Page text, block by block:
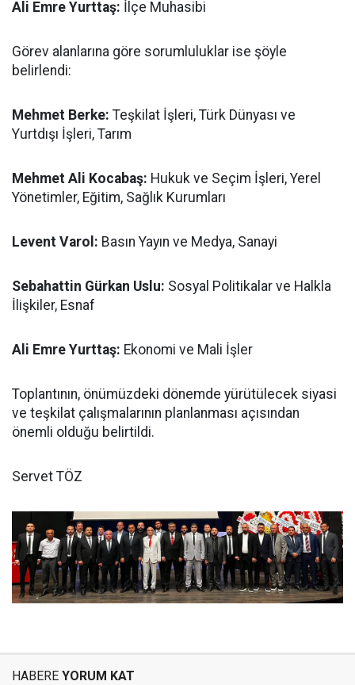
Ali Emre Yurttaş: İlçe Muhasibi
Görev alanlarına göre sorumluluklar ise şöyle
belirlendi:
Mehmet Berke: Teşkilat İşleri, Türk Dünyası ve
Yurtdışı İşleri, Tarım
Mehmet Ali Kocabaş: Hukuk ve Seçim İşleri, Yerel
Yönetimler, Eğitim, Sağlık Kurumları
Levent Varol: Basın Yayın ve Medya, Sanayi
Sebahattin Gürkan Uslu: Sosyal Politikalar ve Halkla
İlişkiler, Esnaf
Ali Emre Yurttaş: Ekonomi ve Mali İşler
Toplantının, önümüzdeki dönemde yürütülecek siyasi
ve teşkilat çalışmalarının planlanması açısından
önemli olduğu belirtildi.
Servet TÖZ
HABERE YORUM KAT